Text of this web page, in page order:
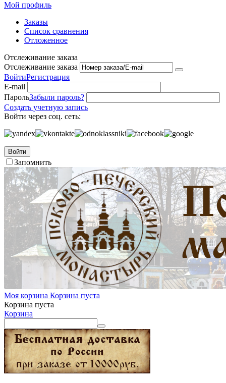
Мой профиль
Заказы
Список сравнения
Отложенное
Отслеживание заказа
Отслеживание заказа
ВойтиРегистрация
E-mail
ПарольЗабыли пароль?
Создать учетную запись
Войти через соц. сеть:
Войти
Запомнить
Моя корзина Корзина пуста
Корзина пуста
Корзина